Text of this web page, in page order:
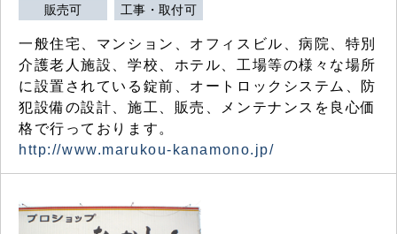
販売可 工事・取付可
一般住宅、マンション、オフィスビル、病院、特別
介護老人施設、学校、ホテル、工場等の様々な場所
に設置されている錠前、オートロックシステム、防
犯設備の設計、施工、販売、メンテナンスを良心価
格で行っております。
http://www.marukou-kanamono.jp/